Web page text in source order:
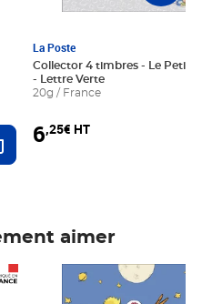
Ajouter au panier
La Poste
Collector 4 timbres - Le Petit
- Lettre Verte
20g / France
6,25€ HT
aimer
Prix 6,25€ HT